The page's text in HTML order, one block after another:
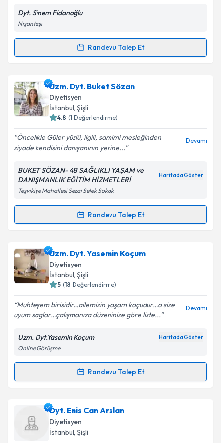
Metni'ni okudum ve kişisel verilerimin belirtilen
kapsamda işlenmesini kabul ediyorum.
Dyt. Sinem Fidanoğlu
Nişantaşı
Randevu Talep Et
Randevu Takvimi Talebi
Dyt. Sinem Fidanoğluiçin randevu takvimi talebi
oluşturun. Size bu uzmandan randevu almanız için bir
takvim hazırlandığında e-posta ile bilgilendireceğiz.
Kişisel verilerimin işlenmesine ilişkin
Aydınlatma
Metni 'ni okudum ve kişisel verilerimin belirtilen
kapsamda işlenmesini kabul ediyorum.
Takvim Talebini Gönder
Uzm. Dyt. Buket Sözan
Diyetisyen
İstanbul, Şişli
4.8 (1 Değerlendirme)
Öncelikle Güler yüzlü, ilgili, samimi mesleğinden
ziyade kendisini danışanının yerine...
Devamı
BUKET SÖZAN- 4B SAĞLIKLI YAŞAM ve
DANIŞMANLIK EĞİTİM HİZMETLERİ
Haritada Göster
Teşvikiye Mahallesi Sezai Selek Sokak
Randevu Talep Et
Randevu Takvimi Talebi
Uzm. Dyt. Buket Sözaniçin randevu takvimi talebi
oluşturun. Size bu uzmandan randevu almanız için bir
takvim hazırlandığında e-posta ile bilgilendireceğiz.
Kişisel verilerimin işlenmesine ilişkin
Aydınlatma
Metni
kapsamda işlenmesini kabul ediyorum.
Uzm. Dyt. Yasemin Koçum
Diyetisyen
İstanbul, Şişli
5 (18 Değerlendirme)
Muhteşem birisidir…ailemizin yaşam koçudur…o size
uyum saglar…çalışmanıza düzeninize göre liste...
Devamı
Uzm. Dyt.Yasemin Koçum Haritada Göster
Online Görüşme
Randevu Talep Et
Randevu Takvimi Talebi
Uzm. Dyt. Yasemin Koçumiçin randevu takvimi
talebi oluşturun. Size bu uzmandan randevu almanız
için bir takvim hazırlandığında e-posta ile
bilgilendireceğiz.
Dyt. Enis Can Arslan
Diyetisyen
İstanbul, Şişli